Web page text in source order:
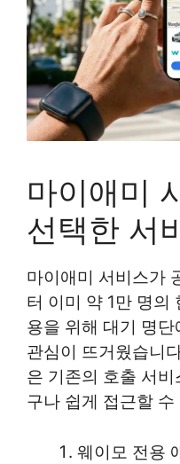
마이애미
선택한 서
마이애미 서비스가
터 이미 약 1만 명의
용을 위해 대기 명
관심이 뜨거웠습니
은 기존의 호출 서
구나 쉽게 접근할 수
웨이모 전용